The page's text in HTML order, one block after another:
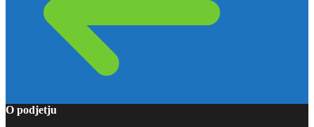
O podjetju